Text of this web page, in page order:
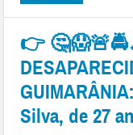
👉
Silva, de 27